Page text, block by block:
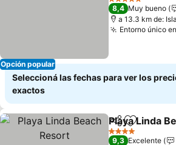
Opción popular
5 Estrellas
8,4 Muy bueno
a 13.3 km de:
Entorno único
Seleccioná las fechas para ver los
exactos
Compartir
Añadir a
Playa Linda
4 Estrellas
9,3 Excelente